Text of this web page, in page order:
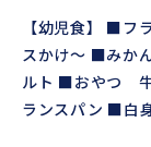
【幼児食】 ■フ
スかけ～ ■みか
ルト ■おやつ
ランスパン ■白